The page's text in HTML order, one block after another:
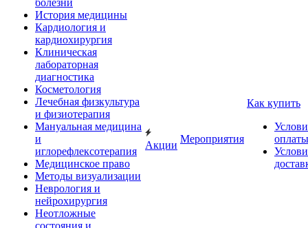
болезни
История медицины
Кардиология и
кардиохирургия
Клиническая
лабораторная
диагностика
Косметология
Лечебная физкультура
и физиотерапия
Мануальная медицина
и
иглорефлексотерапия
Медицинское право
Методы визуализации
Неврология и
нейрохирургия
Неотложные
состояния и
Акции
Мероприятия
Как купить
оплаты